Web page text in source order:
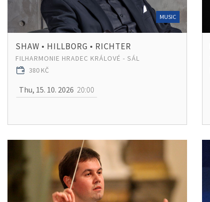
MUSIC
SHAW • HILLBORG • RICHTER
FILHARMONIE HRADEC KRÁLOVÉ - SÁL
380 KČ
Thu, 15. 10. 2026 20:00